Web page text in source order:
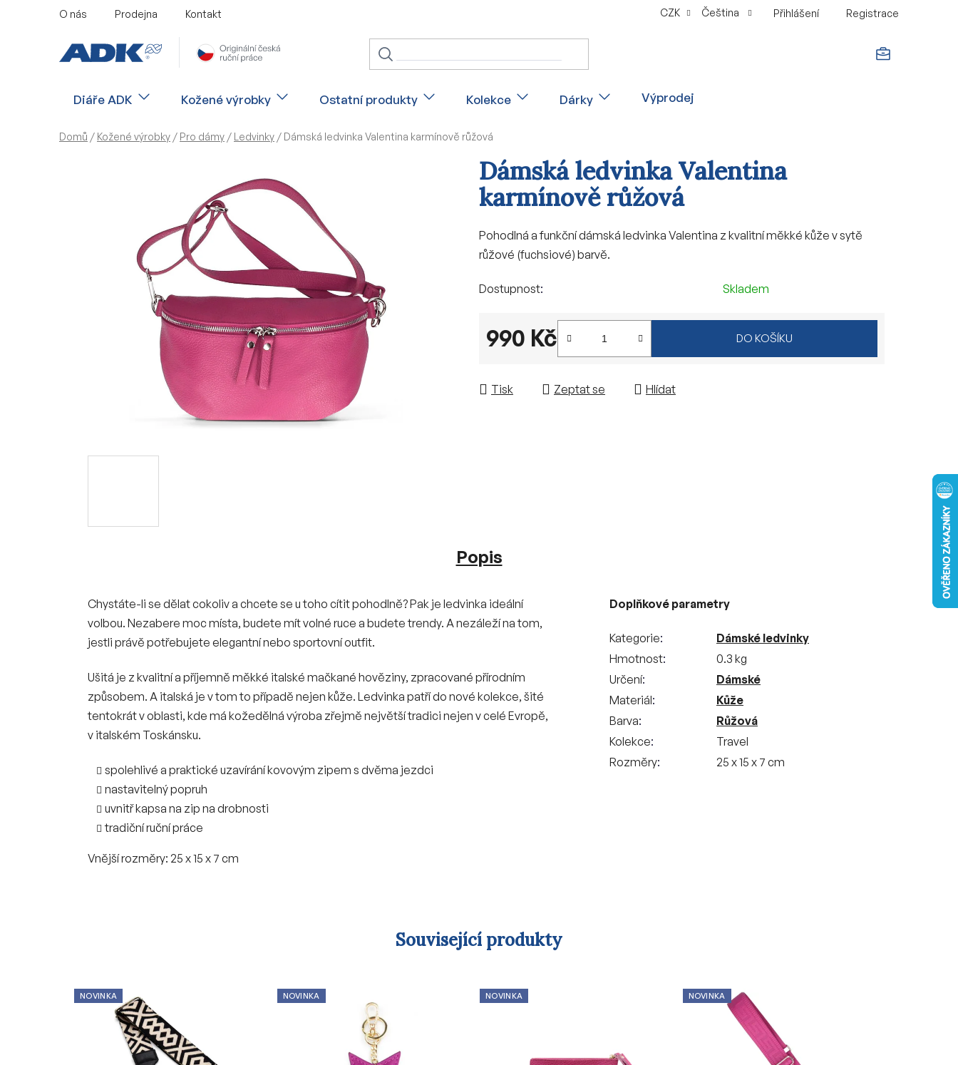
O nás Prodejna Kontakt CZK Čeština Přihlášení Registrace
Diáře ADK Kožené výrobky Ostatní produkty Kolekce Dárky Výprodej
Domů / Kožené výrobky / Pro dámy / Ledvinky / Dámská ledvinka Valentina karmínově růžová
Dámská ledvinka Valentina
karmínově růžová
Pohodlná a funkční dámská ledvinka Valentina z kvalitní měkké kůže v sytě
růžové (fuchsiové) barvě.
Dostupnost Skladem
990 Kč DO KOŠÍKU
Tisk Zeptat se Hlídat
Popis
Chystáte-li se dělat cokoliv a chcete se u toho cítit pohodlně? Pak je ledvinka ideální
volbou. Nezabere moc místa, budete mít volné ruce a budete trendy. A nezáleží na tom,
jestli právě potřebujete elegantní nebo sportovní outfit.
Ušitá je z kvalitní a příjemně měkké italské mačkané hověziny, zpracované přírodním
způsobem. A italská je v tom to případě nejen kůže. Ledvinka patří do nové kolekce, šité
tentokrát v oblasti, kde má kožedělná výroba zřejmě největší tradici nejen v celé Evropě,
v italském Toskánsku.
spolehlivé a praktické uzavírání kovovým zipem s dvěma jezdci
nastavitelný popruh
uvnitř kapsa na zip na drobnosti
tradiční ruční práce
Vnější rozměry: 25 x 15 x 7 cm
Doplňkové parametry
Kategorie
Dámské ledvinky
Hmotnost
0.3 kg
Určení
Dámské
Materiál
Kůže
Barva
Růžová
Kolekce
Travel
Rozměry
25 x 15 x 7 cm
Související produkty
NOVINKA NOVINKA NOVINKA NOVINKA